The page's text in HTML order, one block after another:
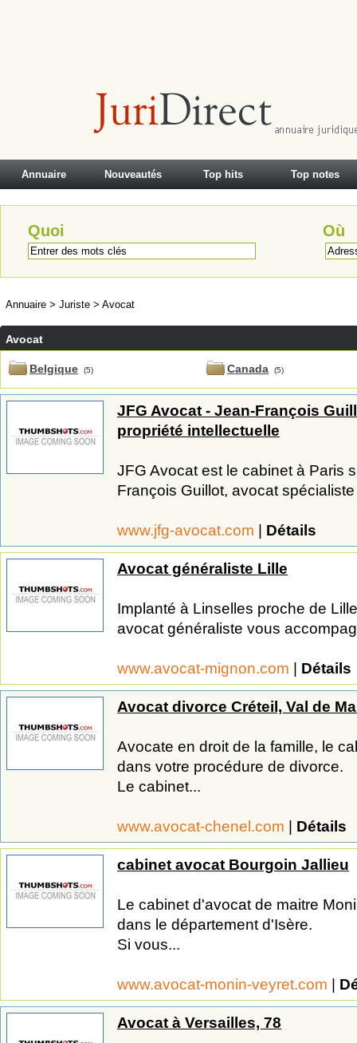
Annuaire Nouveautés Top hits Top notes
Quoi Où
Annuaire > Juriste > Avocat
Avocat
Belgique (5) Canada (5)
JFG Avocat - Jean-François
propriété intellectuelle
JFG Avocat est le cabinet à Paris
François Guillot, avocat
www.jfg-avocat.com | Détails
Avocat généraliste Lille
Implanté à Linselles proche de
avocat généraliste vous
www.avocat-mignon.com | Détails
Avocat divorce Créteil, Val de
Avocate en droit de la famille, le
dans votre procédure de divorce.
Le cabinet...
www.avocat-chenel.com | Détails
cabinet avocat Bourgoin Jallieu
Le cabinet d'avocat de maitre
dans le département d'Isère.
Si vous...
www.avocat-monin-veyret.com |
Avocat à Versailles, 78